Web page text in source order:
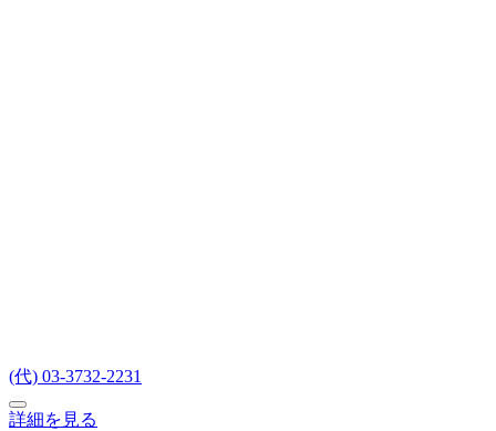
(代) 03-3732-2231
詳細を見る